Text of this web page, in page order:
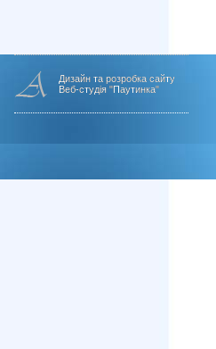
Дизайн та розробка сайту
Веб-студія "Паутинка"